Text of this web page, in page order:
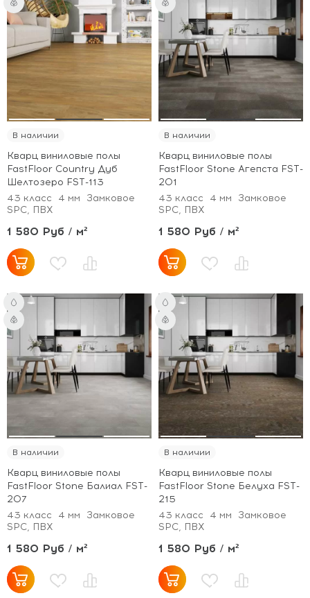
В наличии
Кварц виниловые полы
FastFloor Country Дуб
Шелтозеро FST-113
43 класс
4 мм
Замковое
SPC, ПВХ
1 580 Руб / м²
В наличии
Кварц виниловые полы
FastFloor Stone Агепста FST-
201
43 класс
4 мм
Замковое
SPC, ПВХ
1 580 Руб / м²
В наличии
Кварц виниловые полы
FastFloor Stone Балиал FST-
207
43 класс
4 мм
Замковое
SPC, ПВХ
1 580 Руб / м²
В наличии
Кварц виниловые полы
FastFloor Stone Белуха FST-
215
43 класс
4 мм
Замковое
SPC, ПВХ
1 580 Руб / м²